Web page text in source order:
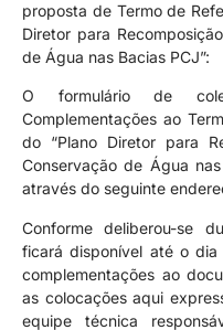
proposta de Termo de
Diretor para
de Água nas Bacias PCJ”:
O formulário de
Complementações ao
do “Plano Diretor para
Conservação de Água
através do seguinte
Conforme deliberou-se
ficará disponível até o dia
complementações ao
as colocações aqui
equipe técnica